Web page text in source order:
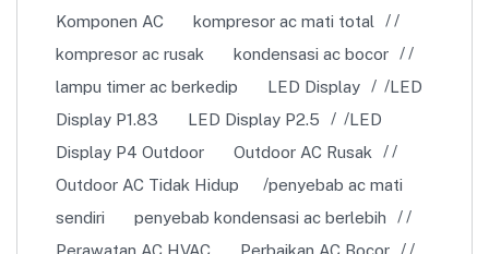
Komponen AC
kompresor ac mati total
kompresor ac rusak
kondensasi ac bocor
lampu timer ac berkedip
LED Display
LED
Display P1.83
LED Display P2.5
LED
Display P4 Outdoor
Outdoor AC Rusak
Outdoor AC Tidak Hidup
penyebab ac mati
sendiri
penyebab kondensasi ac berlebih